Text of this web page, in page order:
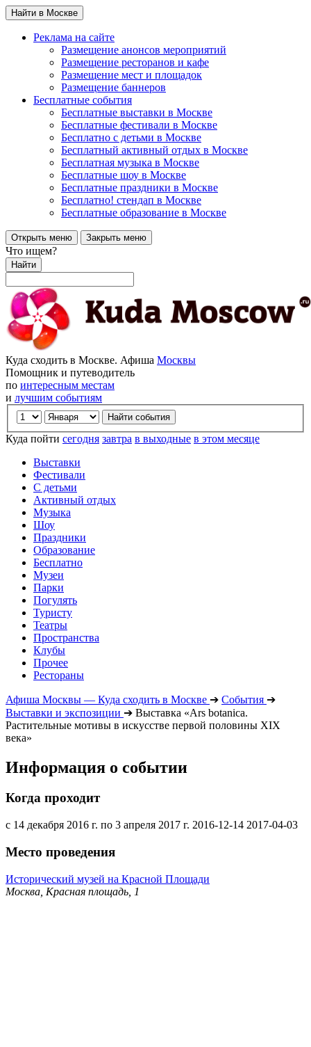
Найти в Москве
Реклама на сайте
Размещение анонсов мероприятий
Размещение ресторанов и кафе
Размещение мест и площадок
Размещение баннеров
Бесплатные события
Бесплатные выставки в Москве
Бесплатные фестивали в Москве
Бесплатно с детьми в Москве
Бесплатный активный отдых в Москве
Бесплатная музыка в Москве
Бесплатные шоу в Москве
Бесплатные праздники в Москве
Бесплатно! стендап в Москве
Бесплатные образование в Москве
Открыть меню Закрыть меню
Что ищем?
Найти
Куда сходить в Москве. Афиша Москвы
Помощник и путеводитель
по интересным местам
и лучшим событиям
Куда пойти сегодня завтра в выходные в этом месяце
Выставки
Фестивали
С детьми
Активный отдых
Музыка
Шоу
Праздники
Образование
Бесплатно
Музеи
Парки
Погулять
Туристу
Театры
Пространства
Клубы
Прочее
Рестораны
Афиша Москвы — Куда сходить в Москве ➔ События ➔
Выставки и экспозиции ➔ Выставка «Аrs botanica.
Растительные мотивы в искусстве первой половины XIX
века»
Информация о событии
Когда проходит
с 14 декабря 2016 г. по 3 апреля 2017 г. 2016-12-14 2017-04-03
Место проведения
Исторический музей на Красной Площади
Москва, Красная площадь, 1